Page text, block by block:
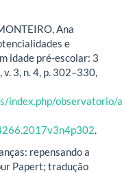
Ana
e
idade pré-escolar: 3
3, n. 4, p. 302–330,
index.php/
.
repensando a
Papert; tradução